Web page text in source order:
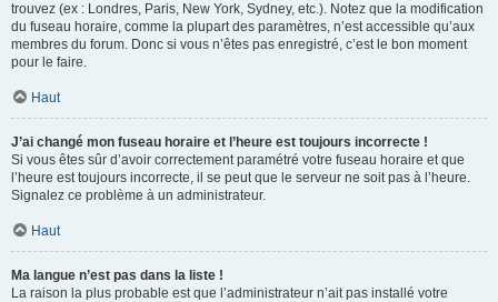
trouvez (ex : Londres, Paris, New York, Sydney, etc.). Notez que la modification
du fuseau horaire, comme la plupart des paramètres, n’est accessible qu’aux
membres du forum. Donc si vous n’êtes pas enregistré, c’est le bon moment
pour le faire.
Haut
J’ai changé mon fuseau horaire et l’heure est toujours incorrecte !
Si vous êtes sûr d’avoir correctement paramétré votre fuseau horaire et que
l’heure est toujours incorrecte, il se peut que le serveur ne soit pas à l’heure.
Signalez ce problème à un administrateur.
Haut
Ma langue n’est pas dans la liste !
La raison la plus probable est que l’administrateur n’ait pas installé votre